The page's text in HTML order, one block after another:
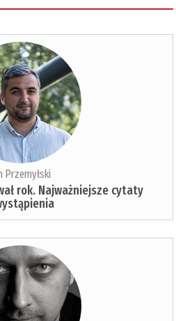
Przemyłski
rok. Najważniejsze cytaty